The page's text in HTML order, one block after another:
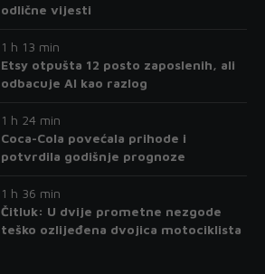
odlične vijesti
1 h 13 min
Etsy otpušta 12 posto zaposlenih, ali
odbacuje AI kao razlog
1 h 24 min
Coca-Cola povećala prihode i
potvrdila godišnje prognoze
1 h 36 min
Čitluk: U dvije prometne nezgode
teško ozlijeđena dvojica motociklista